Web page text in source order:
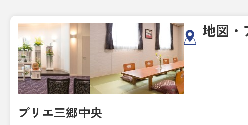
プリエ三郷中央
地図・